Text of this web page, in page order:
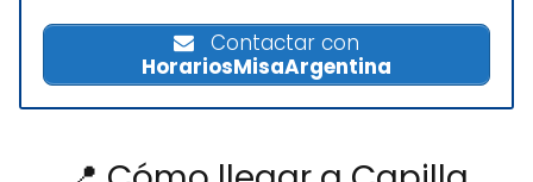
Contactar con
HorariosMisaArgentina